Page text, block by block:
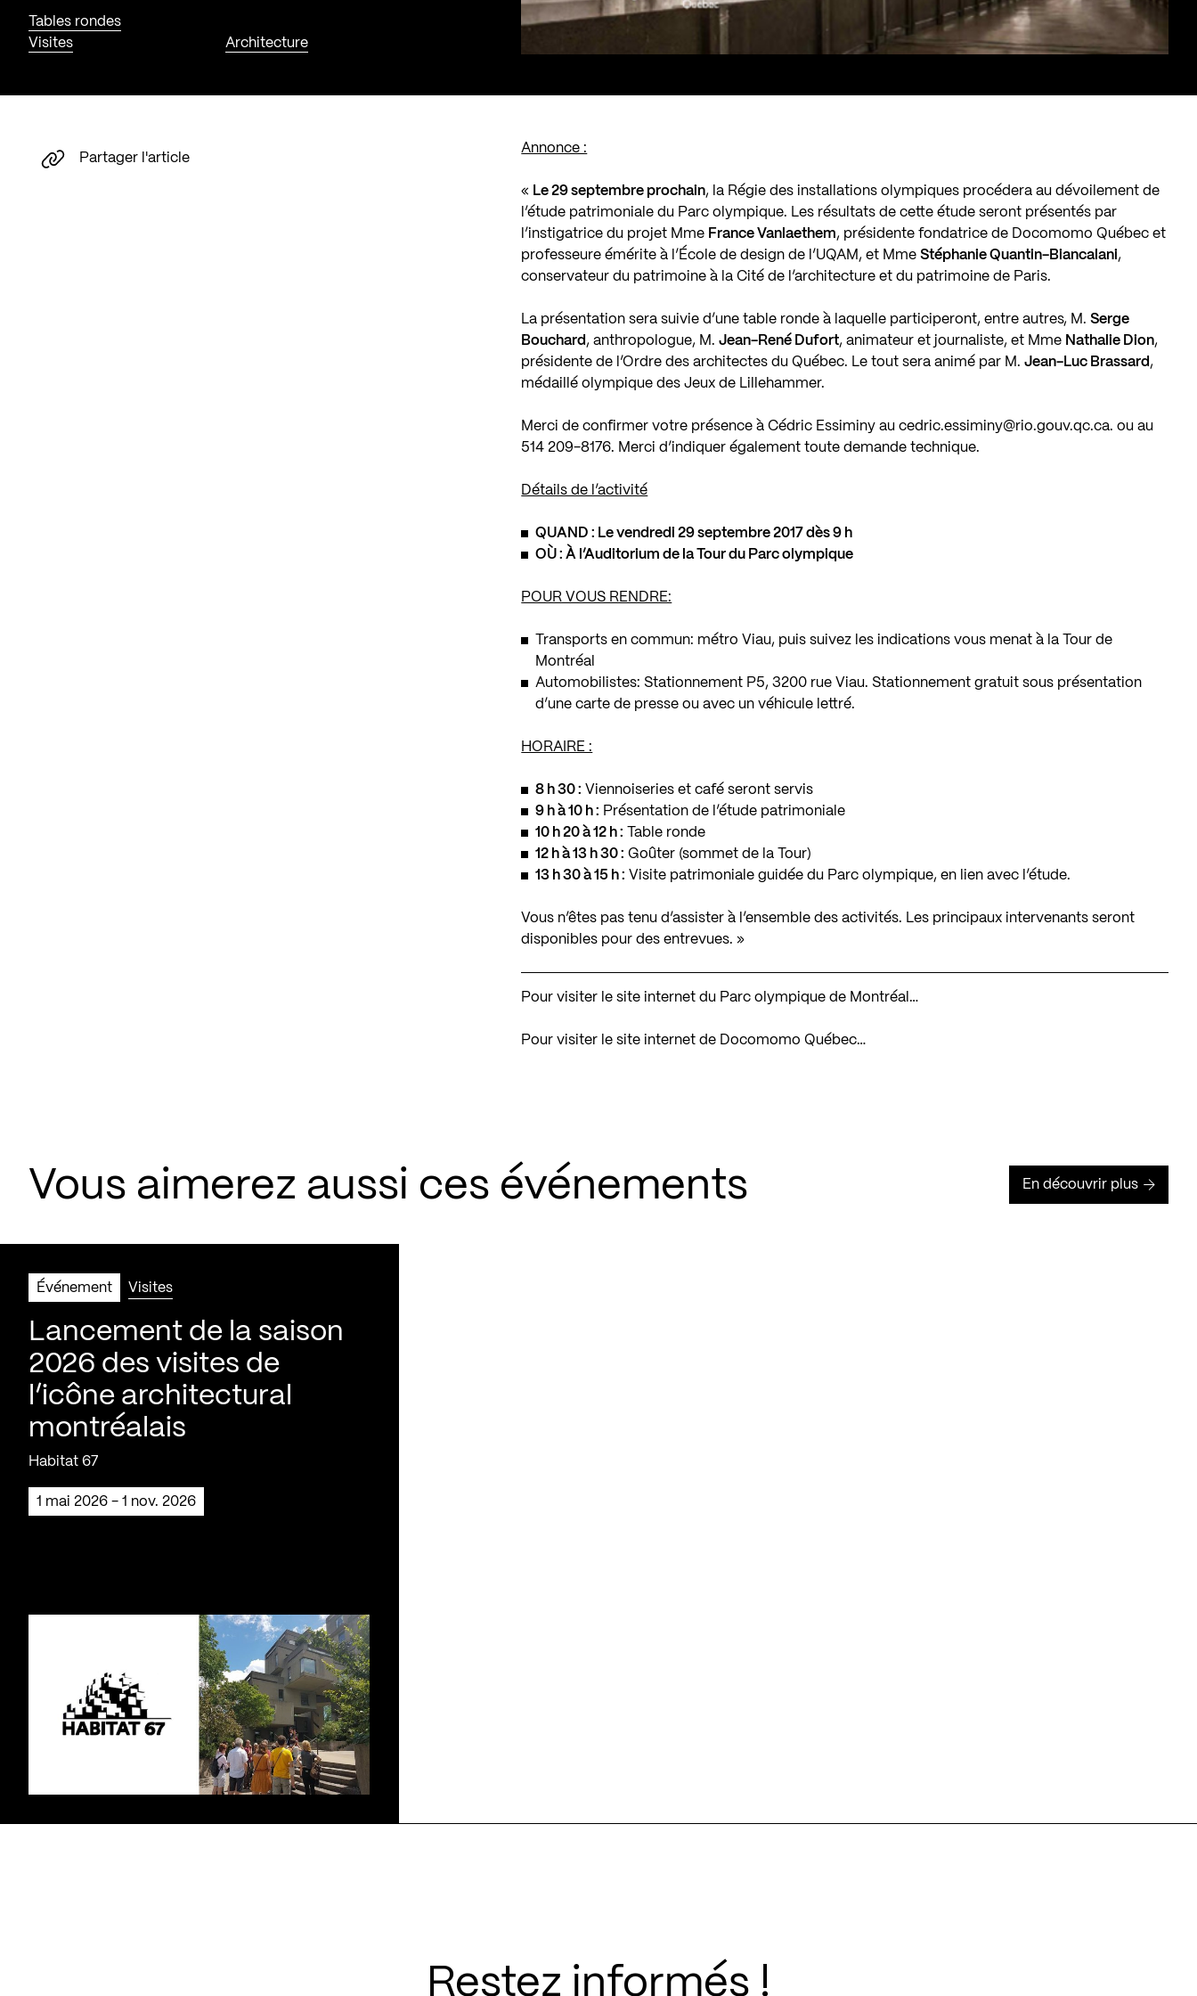
Tables rondes
Visites
Architecture
Annonce :
« Le 29 septembre prochain, la Régie des installations olympiques procédera au dévoilement de
l’étude patrimoniale du Parc olympique. Les résultats de cette étude seront présentés par
l’instigatrice du projet Mme France Vanlaethem, présidente fondatrice de Docomomo Québec et
professeure émérite à l’École de design de l’UQAM, et MmeStéphanie Quantin-Biancalani,
conservateur du patrimoine à la Cité de l’architecture et du patrimoine de Paris.
La présentation sera suivie d’une table ronde à laquelle participeront, entre autres, M.Serge
Bouchard , anthropologue, M.Jean-René Dufort, animateur et journaliste, et Mme Nathalie Dion,
présidente de l’Ordre des architectes du Québec. Le tout sera animé par M.Jean-Luc Brassard ,
médaillé olympique des Jeux de Lillehammer.
Merci de confirmer votre présence à Cédric Essiminy aucedric.essiminy@rio.gouv.qc.ca. ou au
514 209-8176. Merci d’indiquer également toute demande technique.
Détails de l’activité
QUAND : Le vendredi 29 septembre 2017 dès 9 h
OÙ : À l’Auditorium de la Tour du Parc olympique
POUR VOUS RENDRE:
Transports en commun: métro Viau, puis suivez les indications vous menat à la Tour de
Montréal
Automobilistes: Stationnement P5, 3200 rue Viau. Stationnement gratuit sous présentation
d’une carte de presse ou avec un véhicule lettré.
HORAIRE :
8 h 30 : Viennoiseries et café seront servis
9 h à 10 h : Présentation de l’étude patrimoniale
10 h 20 à 12 h : Table ronde
12 h à 13 h 30 : Goûter (sommet de la Tour)
13 h 30 à 15 h : Visite patrimoniale guidée du Parc olympique, en lien avec l’étude.
Vous n’êtes pas tenu d’assister à l’ensemble des activités. Les principaux intervenants seront
disponibles pour des entrevues. »
Pour visiter le site internet du Parc olympique de Montréal…
Pour visiter le site internet de Docomomo Québec…
Partager l'article
Vous aimerez aussi ces événements En découvrir plus
Événement Visites
Lancement de la saison
2026 des visites de
l’icône architectural
montréalais
Habitat 67
1 mai 2026 - 1 nov. 2026
Restez informés !